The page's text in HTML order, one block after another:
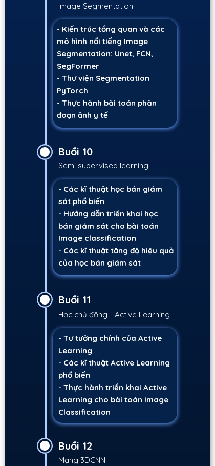
Image Segmentation
- Kiến trúc tổng quan và các
mô hình nổi tiếng Image
Segmentation: Unet, FCN,
SegFormer
- Thư viện Segmentation
PyTorch
- Thực hành bài toán phân
đoạn ảnh y tế
Học chủ động - Active Learning
- Tư tưởng chính của Active
Learning
- Các kĩ thuật Active Learning
phổ biến
- Thực hành triển khai Active
Learning cho bài toán Image
Classification
Buổi 11
Semi supervised learning
- Các kĩ thuật học bán giám
sát phổ biến
- Hướng dẫn triển khai học
bán giám sát cho bài toán
Image classification
- Các kĩ thuật tăng độ hiệu quả
của học bán giám sát
Buổi 10
Mạng 3DCNN
Buổi 12